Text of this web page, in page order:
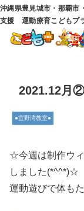
沖縄県豊見城市・那覇市
支援 運動療育こどもプ
2021.12月②
●宜野湾教室●
☆今週は制作ウ
しました(*^^*)☆
運動遊びで体も